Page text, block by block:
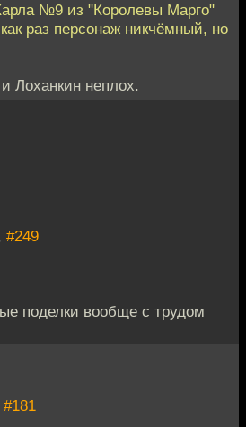
№9 из "Королевы Марго"
раз персонаж никчёмный, но
Лоханкин неплох.
#249
поделки вообще с трудом
#181